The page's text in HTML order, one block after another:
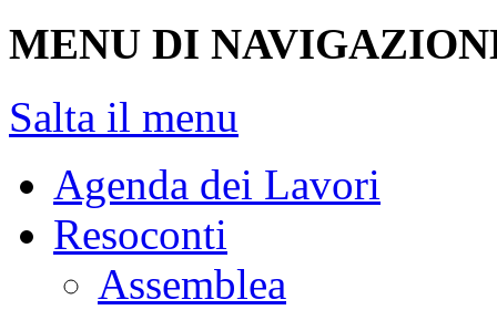
MENU DI
Salta il menu
Agenda dei Lavori
Resoconti
Assemblea